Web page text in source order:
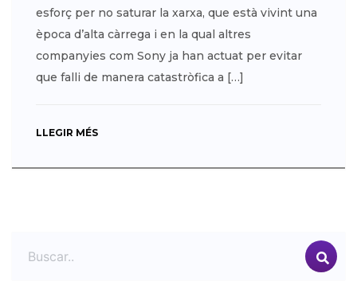
esforç per no saturar la xarxa, que està vivint una
època d’alta càrrega i en la qual altres
companyies com Sony ja han actuat per evitar
que falli de manera catastròfica a […]
LLEGIR MÉS